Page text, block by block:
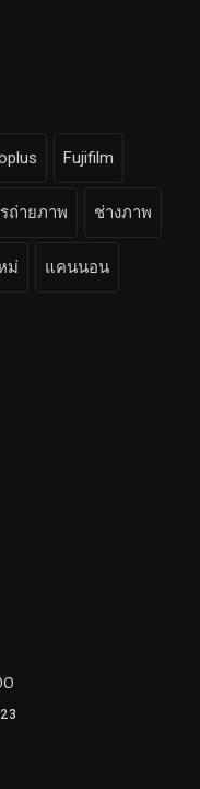
Fujifilm
ถ่ายภาพ ช่างภาพ
ม่ แคนนอน